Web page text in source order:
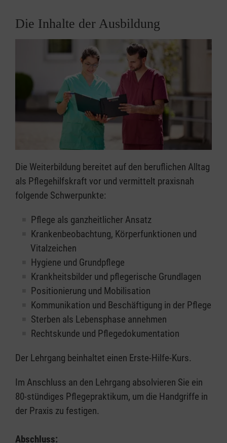
Die Inhalte der Ausbildung
Die Weiterbildung bereitet auf den beruflichen Alltag
als Pflegehilfskraft vor und vermittelt praxisnah
folgende Schwerpunkte:
Pflege als ganzheitlicher Ansatz
Krankenbeobachtung, Körperfunktionen und
Vitalzeichen
Hygiene und Grundpflege
Krankheitsbilder und pflegerische Grundlagen
Positionierung und Mobilisation
Kommunikation und Beschäftigung in der Pflege
Sterben als Lebensphase annehmen
Rechtskunde und Pflegedokumentation
Der Lehrgang beinhaltet einen Erste-Hilfe-Kurs.
Im Anschluss an den Lehrgang absolvieren Sie ein
80-stündiges Pflegepraktikum, um die Handgriffe in
der Praxis zu festigen.
Abschluss: